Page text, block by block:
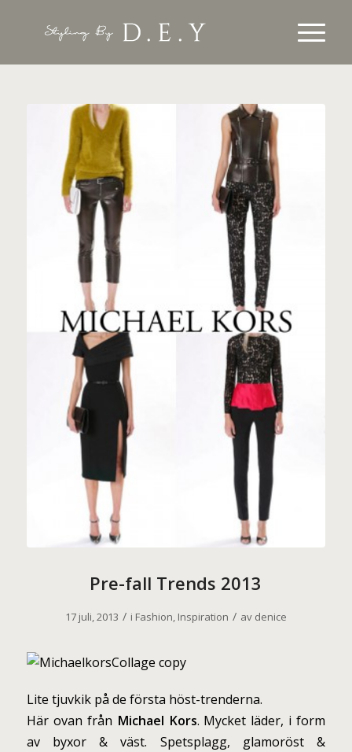
Pre-fall Trends 2013
17 juli, 2013 / i Fashion Inspiration / av denice
Lite tjuvkik på de första höst-trenderna.
Här ovan från Michael Kors. Mycket läder, i form
av byxor & väst. Spetsplagg, glamoröst &